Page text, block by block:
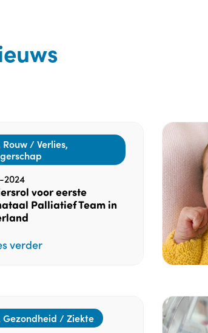
Rouw / Verlies,
2024
voor eerste
Palliatief Team in
verder
Gezondheid / Ziekte